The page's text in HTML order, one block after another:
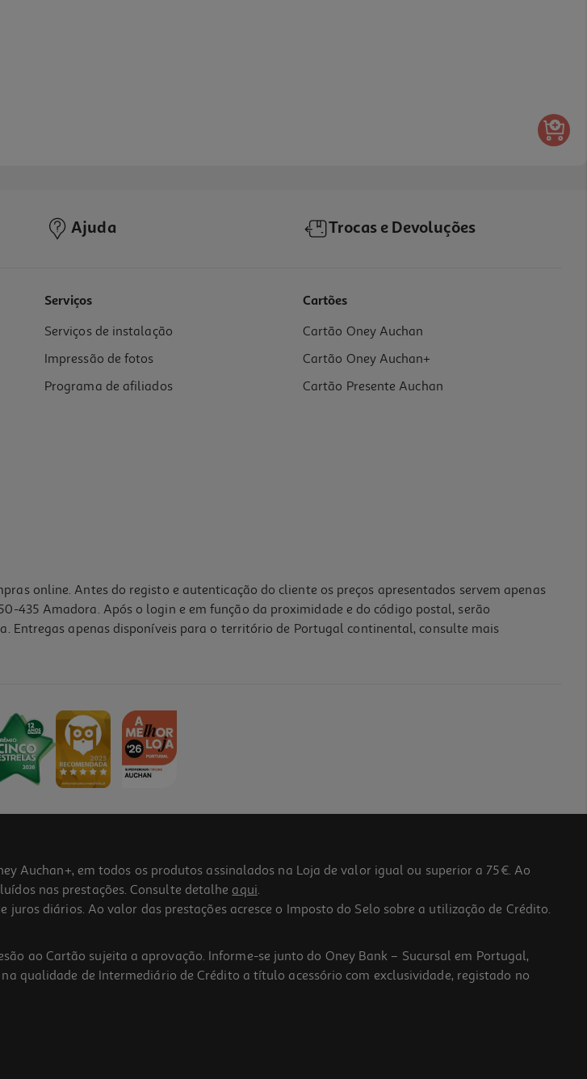
Ajuda Trocas e Devoluções
Serviços
Serviços de instalação
Impressão de fotos
Programa de afiliados
Cartões
Cartão Oney Auchan
Cartão Oney Auchan+
Cartão Presente Auchan
online. Antes do registo e autenticação do cliente os preços apresentados servem apenas
435 Amadora. Após o login e em função da proximidade e do código postal, serão
Entregas apenas disponíveis para o território de Portugal continental, consulte mais
Auchan+, em todos os produtos assinalados na Loja de valor igual ou superior a 75€. Ao
nas prestações. Consulte detalhe aqui.
diários. Ao valor das prestações acresce o Imposto do Selo sobre a utilização de Crédito.
ao Cartão sujeita a aprovação. Informe-se junto do Oney Bank – Sucursal em Portugal,
qualidade de Intermediário de Crédito a título acessório com exclusividade, registado no